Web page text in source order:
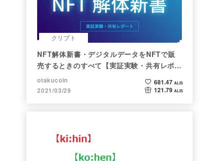
クリプト
NFT解体新書・デジタルデータをNFTで販
売するときのすべて【実証実験・共有レポー
ト】
otakucoin
2021/03/29
681.47 ALIS
121.79 ALIS